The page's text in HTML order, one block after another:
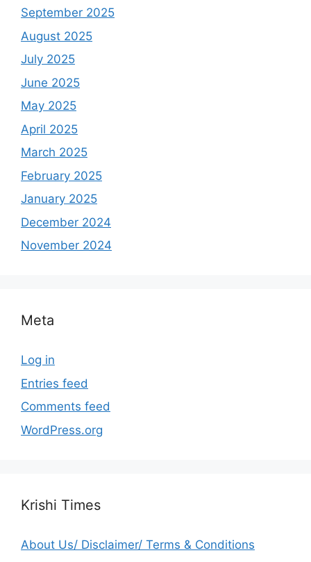
September 2025
August 2025
July 2025
June 2025
May 2025
April 2025
March 2025
February 2025
January 2025
December 2024
November 2024
Meta
Log in
Entries feed
Comments feed
WordPress.org
Krishi Times
About Us/ Disclaimer/ Terms & Conditions